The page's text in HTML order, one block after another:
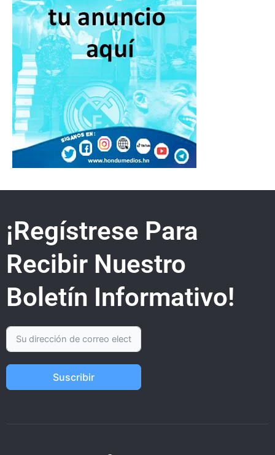
¡Regístrese Para
Recibir Nuestro
Boletín Informativo!
Suscribir